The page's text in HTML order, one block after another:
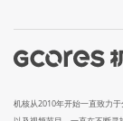
机核从2010年开始一直致力